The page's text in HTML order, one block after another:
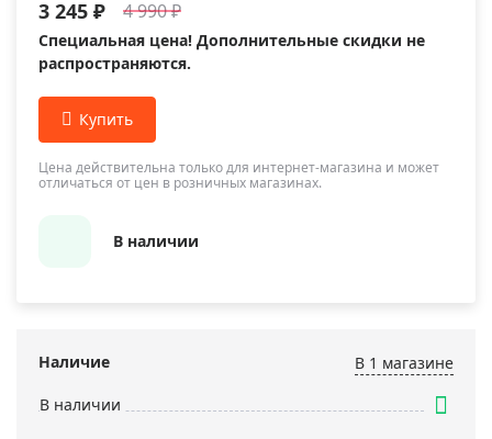
3 245 ₽ 4 990 ₽
Специальная цена! Дополнительные скидки не
распространяются.
Цена действительна только для интернет-магазина и может
отличаться от цен в розничных магазинах.
В наличии
Наличие
В 1 магазинe
В наличии